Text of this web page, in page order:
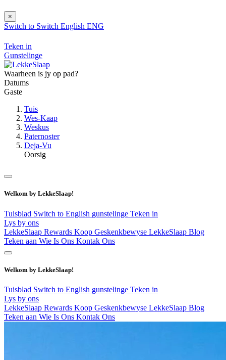
×
Switch to Switch English ENG
Teken in
Gunstelinge
Waarheen is jy op pad?
Datums
Gaste
Tuis
Wes-Kaap
Weskus
Paternoster
Deja-Vu
Oorsig
Welkom by LekkeSlaap!
Tuisblad Switch to English gunstelinge Teken in
Lys by ons
LekkeSlaap Rewards Koop Geskenkbewyse LekkeSlaap Blog
Teken aan Wie Is Ons Kontak Ons
Welkom by LekkeSlaap!
Tuisblad Switch to English gunstelinge Teken in
Lys by ons
LekkeSlaap Rewards Koop Geskenkbewyse LekkeSlaap Blog
Teken aan Wie Is Ons Kontak Ons